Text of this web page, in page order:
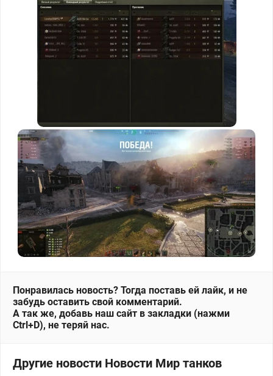
Понравилась новость? Тогда поставь ей лайк, и не
забудь оставить свой комментарий.
А так же, добавь наш сайт в закладки (нажми
Ctrl+D), не теряй нас.
Другие новости Новости Мир танков